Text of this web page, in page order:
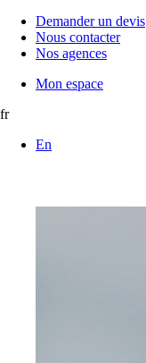
Demander un devis
Nous contacter
Nos agences
Mon espace
fr
En